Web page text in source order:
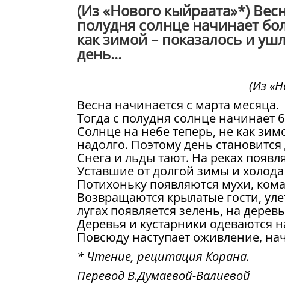
(Из «Нового кыйраата»*)
полудня солнце начинает
как зимой – показалось и
день...
(Из
Весна начинается с марта месяца.
Тогда с полудня солнце начинает
Солнце на небе теперь, не как
надолго. Поэтому день
Снега и льды тают. На реках
Уставшие от долгой зимы и
Потихоньку появляются мухи,
Возвращаются крылатые гости,
лугах появляется зелень, на
Деревья и кустарники одеваются
Повсюду наступает оживление,
* Чтение, рецитация Корана.
Перевод В.Думаевой-Валиевой